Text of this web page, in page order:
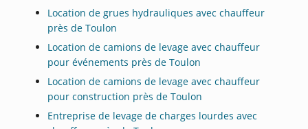
Location de grues hydrauliques avec chauffeur
près de Toulon
Location de camions de levage avec chauffeur
pour événements près de Toulon
Location de camions de levage avec chauffeur
pour construction près de Toulon
Entreprise de levage de charges lourdes avec